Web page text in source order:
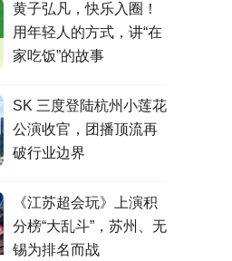
黄子弘凡，快乐入圈！
用年轻人的方式，讲“在
家吃饭”的故事
SK 三度登陆杭州小莲花
公演收官，团播顶流再
破行业边界
《江苏超会玩》上演积
分榜“大乱斗”，苏州、无
锡为排名而战